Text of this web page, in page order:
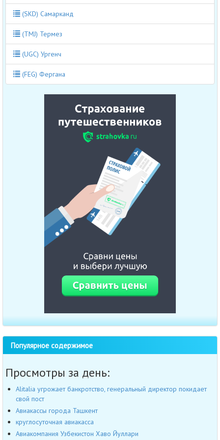
(SKD) Самарканд
(TMJ) Термез
(UGC) Ургенч
(FEG) Фергана
Популярное содержимое
Просмотры за день:
Alitalia угрожает банкротство, генеральный директор покидает
свой пост
Авиакассы города Ташкент
круглосуточная авиакасса
Авиакомпания Узбекистон Хаво Йуллари